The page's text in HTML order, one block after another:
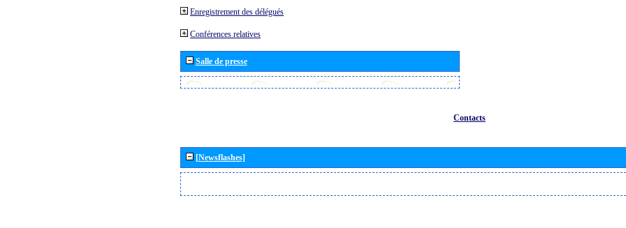
Enregistrement des délégués
Conférences relatives
Salle de presse
Contacts
[Newsflashes]